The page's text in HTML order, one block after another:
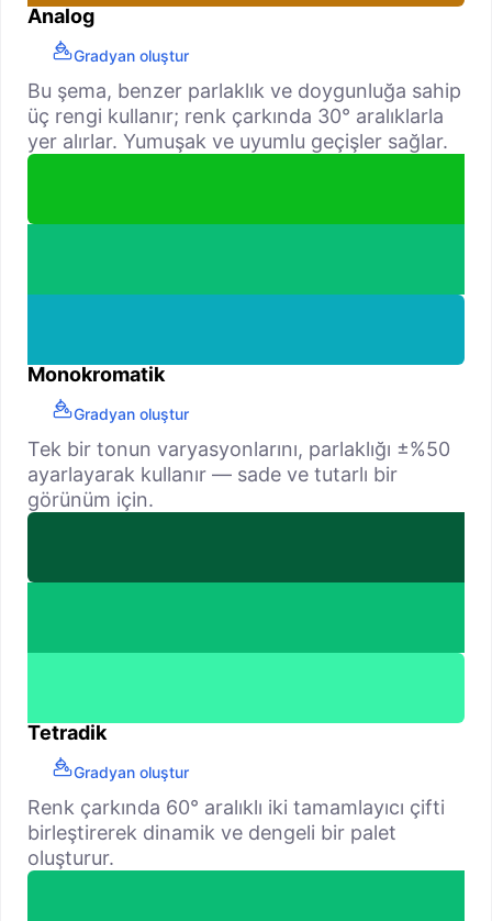
Analog
Gradyan oluştur
Bu şema, benzer parlaklık ve doygunluğa sahip
üç rengi kullanır; renk çarkında 30° aralıklarla
yer alırlar. Yumuşak ve uyumlu geçişler sağlar.
Monokromatik
Gradyan oluştur
Tek bir tonun varyasyonlarını, parlaklığı ±%50
ayarlayarak kullanır — sade ve tutarlı bir
görünüm için.
Tetradik
Gradyan oluştur
Renk çarkında 60° aralıklı iki tamamlayıcı çifti
birleştirerek dinamik ve dengeli bir palet
oluşturur.